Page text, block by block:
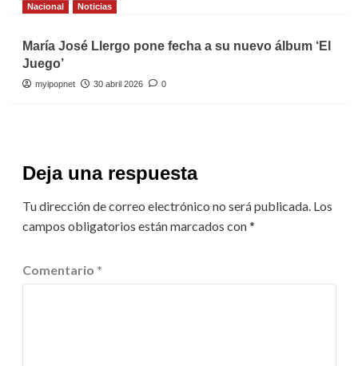
Nacional
Noticias
María José Llergo pone fecha a su nuevo álbum ‘El
Juego’
myipopnet 30 abril 2026 0
Deja una respuesta
Tu dirección de correo electrónico no será publicada. Los
campos obligatorios están marcados con*
Comentario *